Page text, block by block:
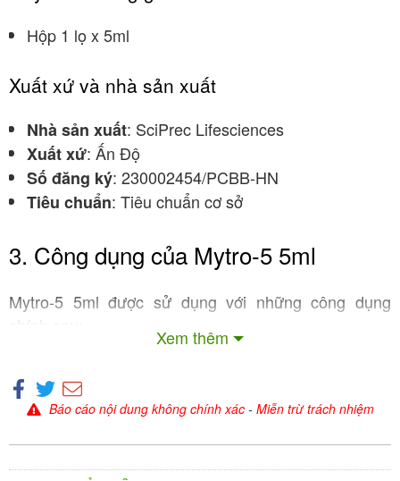
Hộp 1 lọ x 5ml
Xuất xứ và nhà sản xuất
Nhà sản xuất: SciPrec Lifesciences
Xuất xứ: Ấn Độ
Số đăng ký: 230002454/PCBB-HN
Tiêu chuẩn: Tiêu chuẩn cơ sở
3. Công dụng của Mytro-5 5ml
Xem thêm
Mytro-5 5ml được sử dụng với những công dụng
chính sau:
Đây là công dụng quan trọng nhất của sản phẩm.
Báo cáo nội dung không chính xác- Miễn trừ trách nhiệm